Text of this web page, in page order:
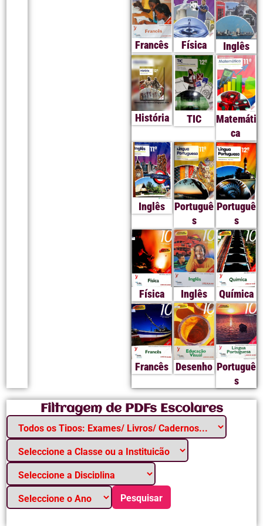
Francês Física Inglês
História TIC
Matemáti
ca
Inglês
Portuguê
s
Portuguê
s
Física Inglês Química
Francês Desenho Portuguê
s
Filtragem de PDFs Escolares
Pesquisar